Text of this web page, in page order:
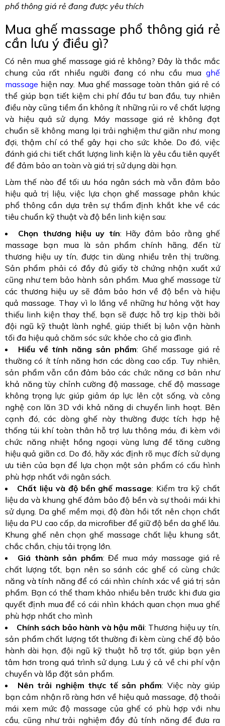
phổ thông giá rẻ đang được yêu thích
Mua ghế massage phổ thông giá rẻ
cần lưu ý điều gì?
Có nên mua ghế massage giá rẻ không? Đây là thắc mắc
chung của rất nhiều người đang có nhu cầu mua ghế
massage hiện nay. Mua ghế massage toàn thân giá rẻ có
thể giúp bạn tiết kiệm chi phí đầu tư ban đầu, tuy nhiên
điều này cũng tiềm ẩn không ít những rủi ro về chất lượng
và hiệu quả sử dụng. Máy massage giá rẻ không đạt
chuẩn sẽ không mang lại trải nghiệm thư giãn như mong
đợi, thậm chí có thể gây hại cho sức khỏe. Do đó, việc
đánh giá chi tiết chất lượng linh kiện là yêu cầu tiên quyết
để đảm bảo an toàn và giá trị sử dụng dài hạn.
Làm thế nào để tối ưu hóa ngân sách mà vẫn đảm bảo
hiệu quả trị liệu, việc lựa chọn ghế massage phân khúc
phổ thông cần dựa trên sự thẩm định khắt khe về các
tiêu chuẩn kỹ thuật và độ bền linh kiện sau:
Chọn thương hiệu uy tín: Hãy đảm bảo rằng ghế
massage bạn mua là sản phẩm chính hãng, đến từ
thương hiệu uy tín, được tin dùng nhiều trên thị trường.
Sản phẩm phải có đầy đủ giấy tờ chứng nhận xuất xứ
cũng như tem bảo hành sản phẩm. Mua ghế massage từ
các thương hiệu uy sẽ đảm bảo hơn về độ bền và hiệu
quả massage. Thay vì lo lắng về những hư hỏng vặt hay
thiếu linh kiện thay thế, bạn sẽ được hỗ trợ kịp thời bởi
đội ngũ kỹ thuật lành nghề, giúp thiết bị luôn vận hành
tối đa hiệu quả chăm sóc sức khỏe cho cả gia đình.
Hiểu về tính năng sản phẩm: Ghế massage giá rẻ
thường có ít tính năng hơn các dòng cao cấp. Tuy nhiên,
sản phẩm vẫn cần đảm bảo các chức năng cơ bản như
khả năng tùy chỉnh cường độ massage, chế độ massage
không trọng lực giúp giảm áp lực lên cột sống, và công
nghệ con lăn 3D với khả năng di chuyển linh hoạt. Bên
cạnh đó, các dòng ghế này thường được tích hợp hệ
thống túi khí toàn thân hỗ trợ lưu thông máu, đi kèm với
chức năng nhiệt hồng ngoại vùng lưng để tăng cường
hiệu quả giãn cơ. Do đó, hãy xác định rõ mục đích sử dụng
ưu tiên của bạn để lựa chọn một sản phẩm có cấu hình
phù hợp nhất với ngân sách.
Chất liệu và độ bền ghế massage: Kiểm tra kỹ chất
liệu da và khung ghế đảm bảo độ bền và sự thoải mái khi
sử dụng. Da ghế mềm mại, độ đàn hồi tốt nên chọn chất
liệu da PU cao cấp, da microfiber để giữ độ bền da ghế lâu.
Khung ghế nên chọn ghế massage chất liệu khung sắt,
chắc chắn, chịu tải trọng lớn.
Giá thành sản phẩm: Để mua máy massage giá rẻ
chất lượng tốt, bạn nên so sánh các ghế có cùng chức
năng và tính năng để có cái nhìn chính xác về giá trị sản
phẩm. Bạn có thể tham khảo nhiều bên trước khi đưa gia
quyết định mua để có cái nhìn khách quan chọn mua ghế
phù hợp nhất cho mình
Chính sách bảo hành và hậu mãi: Thương hiệu uy tín,
sản phẩm chất lượng tốt thường đi kèm cùng chế độ bảo
hành dài hạn, đội ngũ kỹ thuật hỗ trợ tốt, giúp bạn yên
tâm hơn trong quá trình sử dụng. Lưu ý cả về chi phí vận
chuyển và lắp đặt sản phẩm.
Nên trải nghiệm thực tế sản phẩm: Việc này giúp
bạn cảm nhận rõ ràng hơn về hiệu quả massage, độ thoải
mái xem mức độ massage của ghế có phù hợp với nhu
cầu, cũng như trải nghiệm đầy đủ tính năng để đưa ra